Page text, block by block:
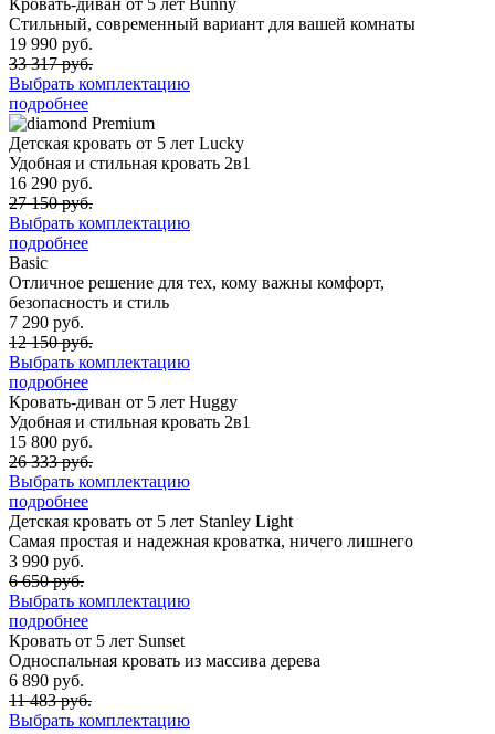
Кровать-диван от 5 лет Bunny
Стильный, современный вариант для вашей комнаты
19 990 руб.
33 317 руб.
Выбрать комплектацию
подробнее
Premium
Детская кровать от 5 лет Lucky
Удобная и стильная кровать 2в1
16 290 руб.
27 150 руб.
Выбрать комплектацию
подробнее
Basic
Отличное решение для тех, кому важны комфорт,
безопасность и стиль
7 290 руб.
12 150 руб.
Выбрать комплектацию
подробнее
Кровать-диван от 5 лет Huggy
Удобная и стильная кровать 2в1
15 800 руб.
26 333 руб.
Выбрать комплектацию
подробнее
Детская кровать от 5 лет Stanley Light
Самая простая и надежная кроватка, ничего лишнего
3 990 руб.
6 650 руб.
Выбрать комплектацию
подробнее
Кровать от 5 лет Sunset
Односпальная кровать из массива дерева
6 890 руб.
11 483 руб.
Выбрать комплектацию